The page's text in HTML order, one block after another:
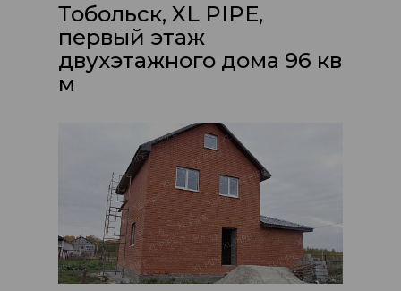
Тобольск, XL PIPE,
первый этаж
двухэтажного дома 96 кв
м